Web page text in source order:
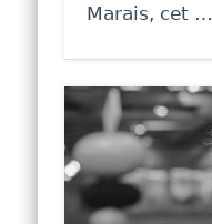
Marais, cet …